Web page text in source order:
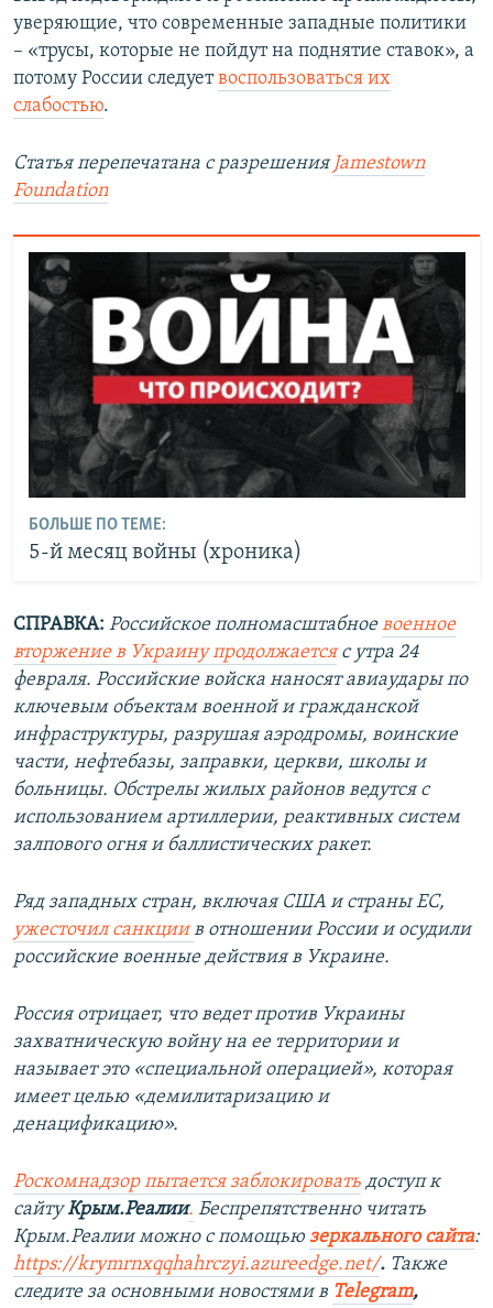
уверяющие, что современные западные политики
– «трусы, которые не пойдут на поднятие ставок», а
потому России следуетвоспользоваться их
слабостью.
Статья перепечатана с разрешенияJamestown
Foundation
БОЛЬШЕ ПО ТЕМЕ:
5-й месяц войны (хроника)
СПРАВКА: Российское полномасштабноевоенное
вторжение в Украину продолжаетсяс утра 24
февраля. Российские войска наносят авиаудары по
ключевым объектам военной и гражданской
инфраструктуры, разрушая аэродромы, воинские
части, нефтебазы, заправки, церкви, школы и
больницы. Обстрелы жилых районов ведутся с
использованием артиллерии, реактивных систем
залпового огня и баллистических ракет.
Ряд западных стран, включая США и страны ЕС,
ужесточил санкциив отношении России и осудили
российские военные действия в Украине.
Россия отрицает, что ведет против Украины
захватническую войну на ее территории и
называет это «специальной операцией», которая
имеет целью «демилитаризацию и
денацификацию».
Роскомнадзор пытается заблокировать доступ к
сайтуКрым.Реалии. Беспрепятственно читать
Крым.Реалии можно с помощью зеркального сайта:
https://krymrnxqqhahrczyi.azureedge.net/. Также
следите за основными новостями в Telegram,